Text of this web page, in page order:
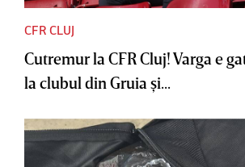
CFR CLUJ
Cutremur la CFR Cluj! Varga e
la clubul din Gruia şi...